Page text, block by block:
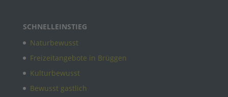
SCHNELLEINSTIEG
Naturbewusst
Freizeitangebote in Brüggen
Kulturbewusst
Bewusst gastlich